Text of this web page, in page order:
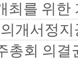
최를 위한
개서정지
총회 의